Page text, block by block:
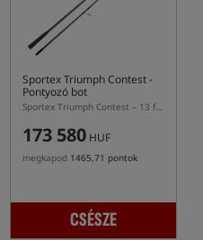
Sportex Triumph Contest-
Pontyozó bot
Sportex Triumph Contest – 13 ft bojlis bot az extrém távoli dobásokhoz
173 580 HUF
megkapod 1465,71 pontok
CSÉSZE